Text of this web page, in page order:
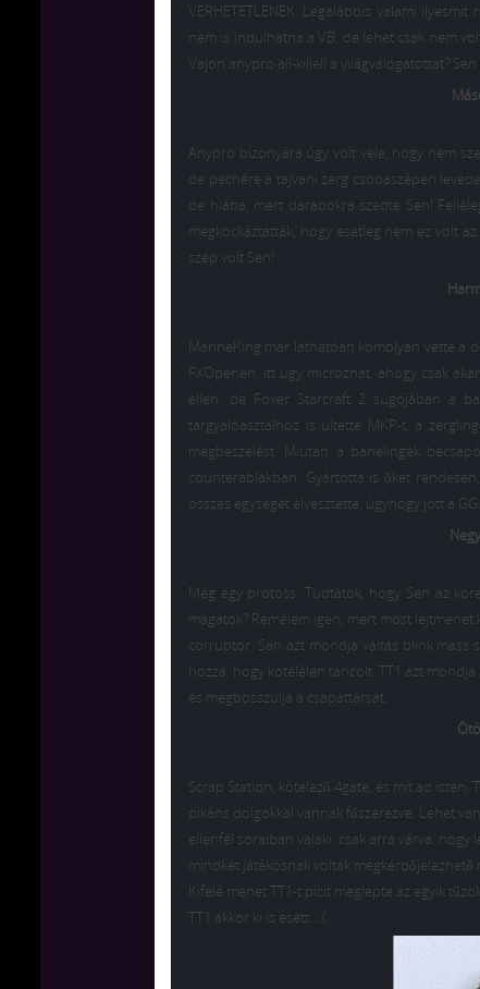
VERHETETLENEK. Legalábbis valami
nem is indulhatna a VB, de lehet csak nem
Vajon anypro all-killeli a világválogatottat?
Anypro bizonyára úgy volt vele, hogy nem
de pechére a tajvani zerg csodaszépen
de hiába, mert darabokra szedte Sen!
megkockáztatták, hogy esetleg nem ez volt
szép volt Sen!
MarineKing már láthatóan komolyan vette a
FXOpenen, itt úgy microzhat, ahogy csak
ellen, de Foxer Starcraft 2 súgójában a
tárgyalóasztalhoz is ültette MKP-t, a
megbeszélést. Miután a banelingek
counterablakban. Gyártotta is őket
összes egységét elvesztette, úgyhogy jött a
Még egy protoss. Tudtátok, hogy Sen az
magatok? Remélem igen, mert most
corruptor. San azt mondja váltás blink mass
hozzá, hogy kötélélen táncolt. TT1 azt
és megbosszulja a csapattársát.
Scrap Station, kötelező 4gate, és mit ad isten,
pikáns dolgokkal vannak fűszerezve. Lehet
ellenfél soraiban valaki, csak arra várva,
mindkét játékosnak voltak
Kifelé menet TT1-t picit meglepte az egyik
TT1 akkor ki is esett…:(